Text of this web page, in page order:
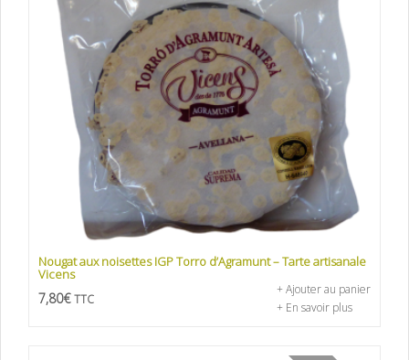
Nougat aux noisettes IGP Torro d’Agramunt – Tarte artisanale
Vicens
7,80€ TTC
+ Ajouter au panier
+ En savoir plus